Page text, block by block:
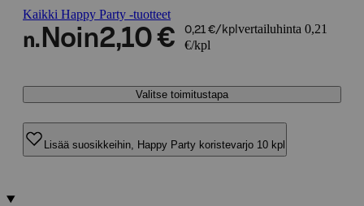
Kaikki Happy Party -tuotteet
n. Noin2,10 € 0,21 €/kpl vertailuhinta 0,21
€/kpl
Valitse toimitustapa
Lisää suosikkeihin, Happy Party koristevarjo 10 kpl